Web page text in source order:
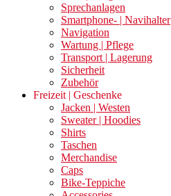
Sprechanlagen
Smartphone- | Navihalter
Navigation
Wartung | Pflege
Transport | Lagerung
Sicherheit
Zubehör
Freizeit | Geschenke
Jacken | Westen
Sweater | Hoodies
Shirts
Taschen
Merchandise
Caps
Bike-Teppiche